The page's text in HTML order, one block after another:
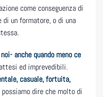
come conseguenza di
di un formatore, o di una
anche quando meno ce
ed imprevedibili.
casuale, fortuita,
possiamo dire che molto di